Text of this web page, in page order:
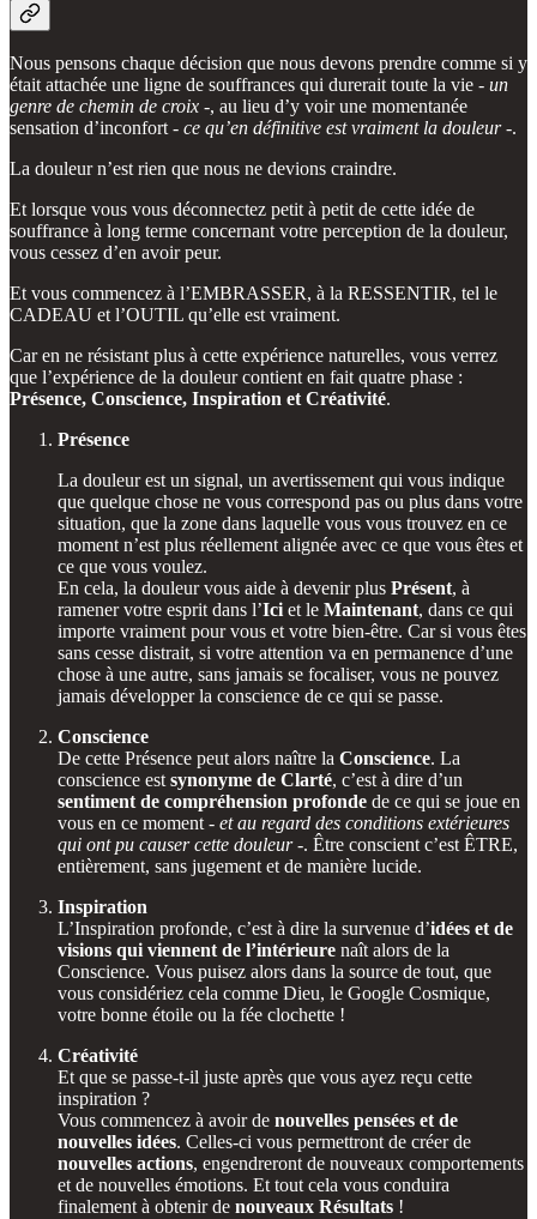
Nous pensons chaque décision que nous devons prendre comme si y
était attachée une ligne de souffrances qui durerait toute la vie - un
genre de chemin de croix -, au lieu d’y voir une momentanée
sensation d’inconfort - ce qu’en définitive est vraiment la douleur-.
La douleur n’est rien que nous ne devions craindre.
Et lorsque vous vous déconnectez petit à petit de cette idée de
souffrance à long terme concernant votre perception de la douleur,
vous cessez d’en avoir peur.
Et vous commencez à l’EMBRASSER, à la RESSENTIR, tel le
CADEAU et l’OUTIL qu’elle est vraiment.
Car en ne résistant plus à cette expérience naturelles, vous verrez
que l’expérience de la douleur contient en fait quatre phase :
Présence, Conscience, Inspiration et Créativité.
Présence
La douleur est un signal, un avertissement qui vous indique
que quelque chose ne vous correspond pas ou plus dans votre
situation, que la zone dans laquelle vous vous trouvez en ce
moment n’est plus réellement alignée avec ce que vous êtes et
ce que vous voulez.
En cela, la douleur vous aide à devenir plus Présent, à
ramener votre esprit dans l’Ici et le Maintenant, dans ce qui
importe vraiment pour vous et votre bien-être. Car si vous êtes
sans cesse distrait, si votre attention va en permanence d’une
chose à une autre, sans jamais se focaliser, vous ne pouvez
jamais développer la conscience de ce qui se passe.
Conscience
De cette Présence peut alors naître la Conscience. La
conscience est synonyme de Clarté, c’est à dire d’un
sentiment de compréhension profonde de ce qui se joue en
vous en ce moment - et au regard des conditions extérieures
qui ont pu causer cette douleur-. Être conscient c’est ÊTRE,
entièrement, sans jugement et de manière lucide.
Inspiration
L’Inspiration profonde, c’est à dire la survenue d’idées et de
visions qui viennent de l’intérieure naît alors de la
Conscience. Vous puisez alors dans la source de tout, que
vous considériez cela comme Dieu, le Google Cosmique,
votre bonne étoile ou la fée clochette !
Créativité
Et que se passe-t-il juste après que vous ayez reçu cette
inspiration ?
Vous commencez à avoir de nouvelles pensées et de
nouvelles idées. Celles-ci vous permettront de créer de
nouvelles actions, engendreront de nouveaux comportements
et de nouvelles émotions. Et tout cela vous conduira
finalement à obtenir de nouveaux Résultats !